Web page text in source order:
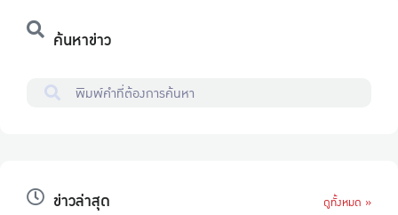
ค้นหาข่าว
ข่าวล่าสุด ดูทั้งหมด »